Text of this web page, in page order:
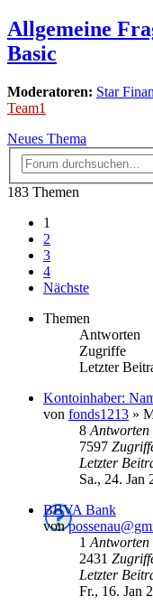
Allgemeine
Basic
Moderatoren: Star
Team1
Neues Thema
183 Themen
1
2
3
4
Nächste
Themen
Antworten
Zugriffe
Letzter
Kontoinhaber:
von fonds1213 »
8 Antworten
7597
Letzter
Sa., 24. Jan
BBVA Bank
von
1 Antworten
2431
Letzter
Fr., 16. Jan